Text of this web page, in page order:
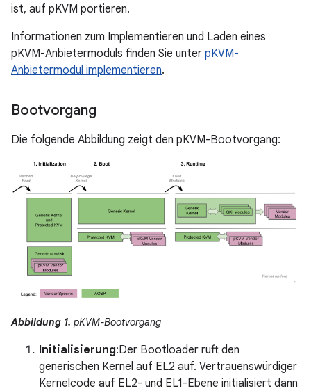
ist, auf pKVM portieren.
Informationen zum Implementieren und Laden eines
pKVM-Anbietermoduls finden Sie unter pKVM-
Anbietermodul implementieren.
Bootvorgang
Die folgende Abbildung zeigt den pKVM-Bootvorgang:
Abbildung 1. pKVM-Bootvorgang
Initialisierung:Der Bootloader ruft den
generischen Kernel auf EL2 auf. Vertrauenswürdiger
Kernelcode auf EL2- und EL1-Ebene initialisiert dann